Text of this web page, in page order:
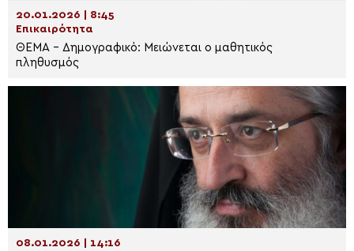
20.01.2026 | 8:45
Επικαιρότητα
ΘΕΜΑ – Δημογραφικό: Μειώνεται ο μαθητικός
πληθυσμός
08.01.2026 | 14:16